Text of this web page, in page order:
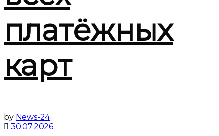
платёжных
карт
by News-24
30.07.2026